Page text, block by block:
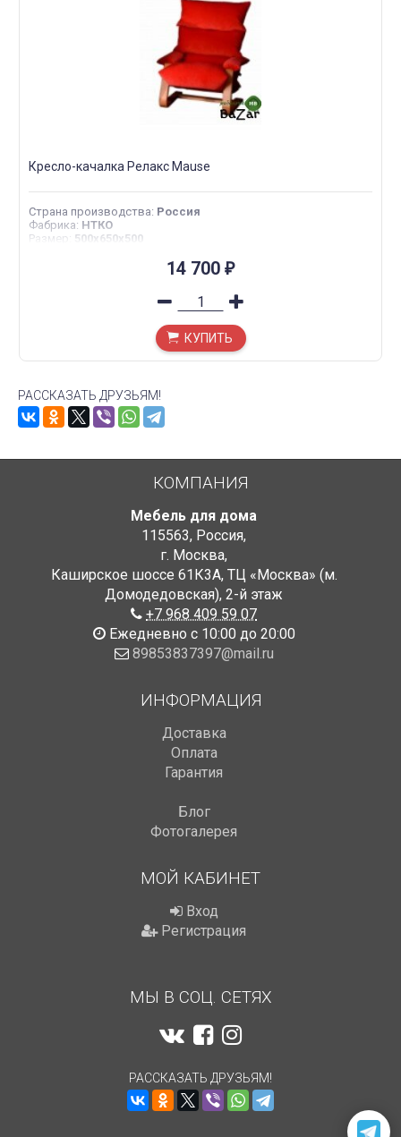
Кресло-качалка Релакс Mause
Страна производства: Россия
Фабрика: НТКО
Размер : 500x650x500
14 700 ₽
КУПИТЬ
РАССКАЗАТЬ ДРУЗЬЯМ!
КОМПАНИЯ
Мебель для дома
115563, Россия,
г. Москва,
Каширское шоссе 61К3А, ТЦ «Москва» (м.
Домодедовская), 2-й этаж
+7 968 409 59 07
Ежедневно с 10:00 до 20:00
89853837397@mail.ru
ИНФОРМАЦИЯ
Доставка
Оплата
Гарантия
Блог
Фотогалерея
МОЙ КАБИНЕТ
Вход
Регистрация
МЫ В СОЦ. СЕТЯХ
РАССКАЗАТЬ ДРУЗЬЯМ!